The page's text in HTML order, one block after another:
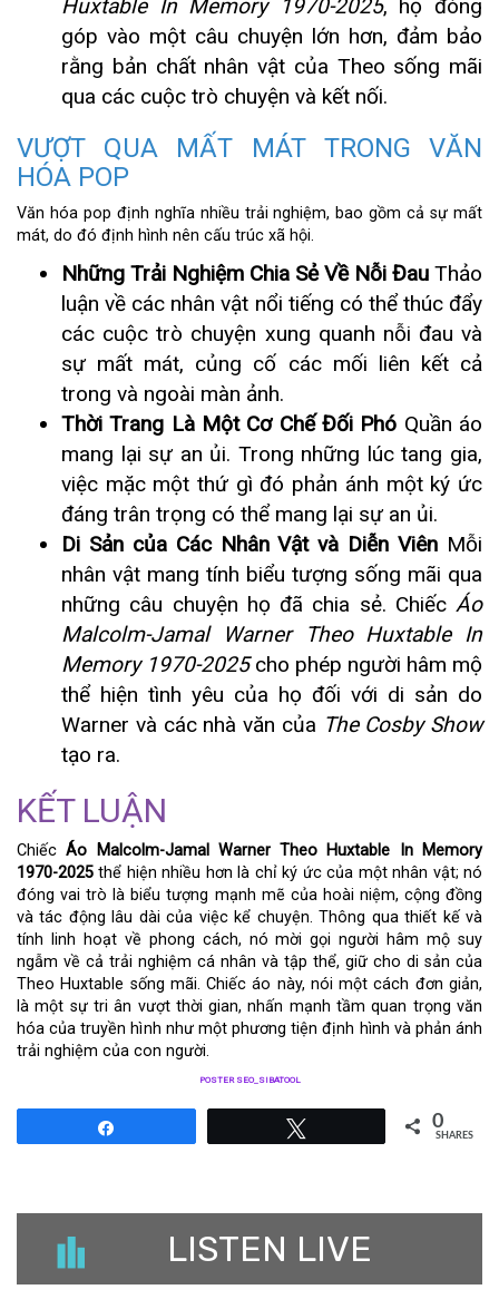
Huxtable In Memory 1970-2025, họ đóng
góp vào một câu chuyện lớn hơn, đảm bảo
rằng bản chất nhân vật của Theo sống mãi
qua các cuộc trò chuyện và kết nối.
VƯỢT QUA MẤT MÁT TRONG VĂN
HÓA POP
Văn hóa pop định nghĩa nhiều trải nghiệm, bao gồm cả sự mất
mát, do đó định hình nên cấu trúc xã hội.
Những Trải Nghiệm Chia Sẻ Về Nỗi Đau Thảo
luận về các nhân vật nổi tiếng có thể thúc đẩy
các cuộc trò chuyện xung quanh nỗi đau và
sự mất mát, củng cố các mối liên kết cả
trong và ngoài màn ảnh.
Thời Trang Là Một Cơ Chế Đối Phó Quần áo
mang lại sự an ủi. Trong những lúc tang gia,
việc mặc một thứ gì đó phản ánh một ký ức
đáng trân trọng có thể mang lại sự an ủi.
Di Sản của Các Nhân Vật và Diễn Viên Mỗi
nhân vật mang tính biểu tượng sống mãi qua
những câu chuyện họ đã chia sẻ. Chiếc Áo
Malcolm-Jamal Warner Theo Huxtable In
Memory 1970-2025cho phép người hâm mộ
thể hiện tình yêu của họ đối với di sản do
Warner và các nhà văn của The Cosby Show
tạo ra.
KẾT LUẬN
ChiếcÁo Malcolm-Jamal Warner Theo Huxtable In Memory
1970-2025 thể hiện nhiều hơn là chỉ ký ức của một nhân vật; nó
đóng vai trò là biểu tượng mạnh mẽ của hoài niệm, cộng đồng
và tác động lâu dài của việc kể chuyện. Thông qua thiết kế và
tính linh hoạt về phong cách, nó mời gọi người hâm mộ suy
ngẫm về cả trải nghiệm cá nhân và tập thể, giữ cho di sản của
Theo Huxtable sống mãi. Chiếc áo này, nói một cách đơn giản,
là một sự tri ân vượt thời gian, nhấn mạnh tầm quan trọng văn
hóa của truyền hình như một phương tiện định hình và phản ánh
trải nghiệm của con người.
POSTER SEO_SIBATOOL
0
SHARES
LISTEN LIVE